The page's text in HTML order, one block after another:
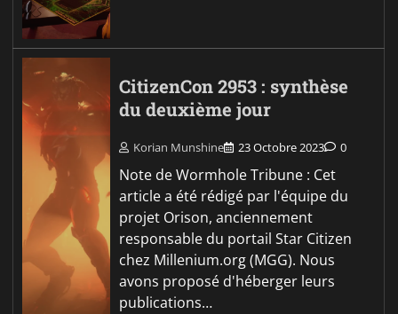
CitizenCon 2953 : synthèse
du deuxième jour
Korian Munshine 23 Octobre 2023 0
Note de Wormhole Tribune : Cet
article a été rédigé par l'équipe du
projet Orison, anciennement
responsable du portail Star Citizen
chez Millenium.org (MGG). Nous
avons proposé d'héberger leurs
publications…